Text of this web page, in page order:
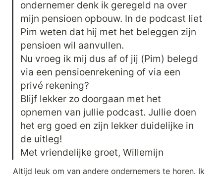
ondernemer denk ik geregeld na over
mijn pensioen opbouw. In de podcast liet
Pim weten dat hij met het beleggen zijn
pensioen wil aanvullen.
Nu vroeg ik mij dus af of jij (Pim) belegd
via een pensioenrekening of via een
privé rekening?
Blijf lekker zo doorgaan met het
opnemen van jullie podcast. Jullie doen
het erg goed en zijn lekker duidelijke in
de uitleg!
Met vriendelijke groet, Willemijn
Altijd leuk om van andere ondernemers te horen. Ik